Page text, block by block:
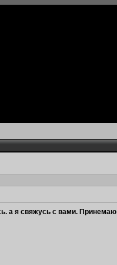
а я свяжусь с вами. Принемаю